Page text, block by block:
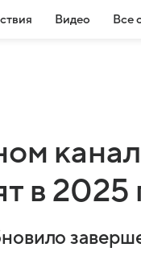
Видео Все
в 2025